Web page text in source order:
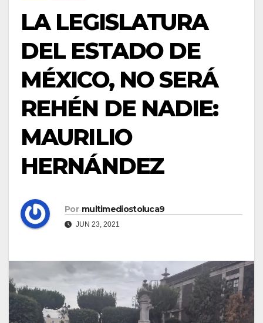
LA LEGISLATURA
DEL ESTADO DE
MÉXICO, NO SERÁ
REHÉN DE NADIE:
MAURILIO
HERNÁNDEZ
Por multimediostoluca9
JUN 23, 2021